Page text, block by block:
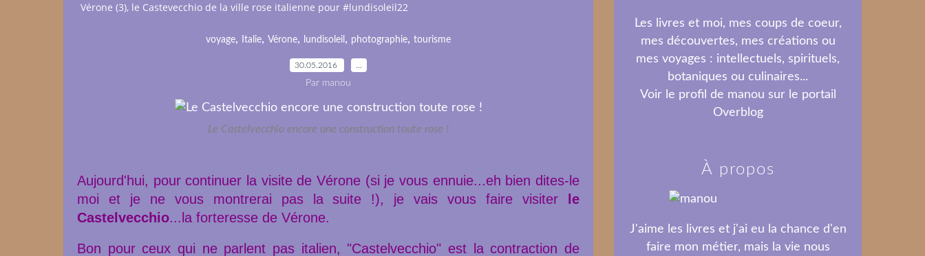
Vérone (3), le Castevecchio de la ville rose italienne pour #lundisoleil22
voyage, Italie, Vérone, lundisoleil , photographie, tourisme
30.05.2016
Par manou
Le Castelvecchio encore une construction toute rose !
Aujourd'hui, pour continuer la visite de Vérone (si je vous ennuie...eh bien dites-le
moi et je ne vous montrerai pas la suite !), je vais vous faire visiter
le
Castelvecchio...la forteresse de Vérone.
Bon pour ceux qui ne parlent pas italien, "Castelvecchio" est la contraction de
Les livres et moi, mes coups de coeur,
mes découvertes, mes créations ou
mes voyages : intellectuels, spirituels,
botaniques ou culinaires...
Voir le profil de manou sur le portail
Overblog
À propos
J'aime les livres et j'ai eu la chance d'en
faire mon métier, mais la vie nous